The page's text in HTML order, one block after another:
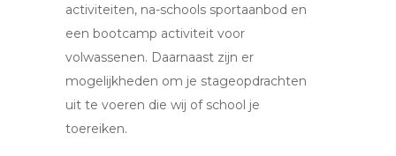
activiteiten, na-schools sportaanbod en
een bootcamp activiteit voor
volwassenen. Daarnaast zijn er
mogelijkheden om je stageopdrachten
uit te voeren die wij of school je
toereiken.